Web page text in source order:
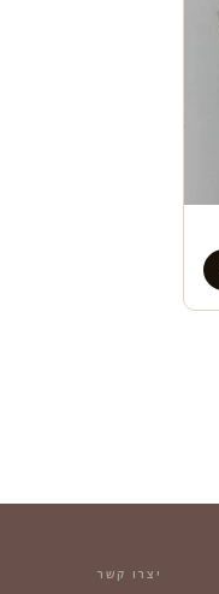
יצרו קשר